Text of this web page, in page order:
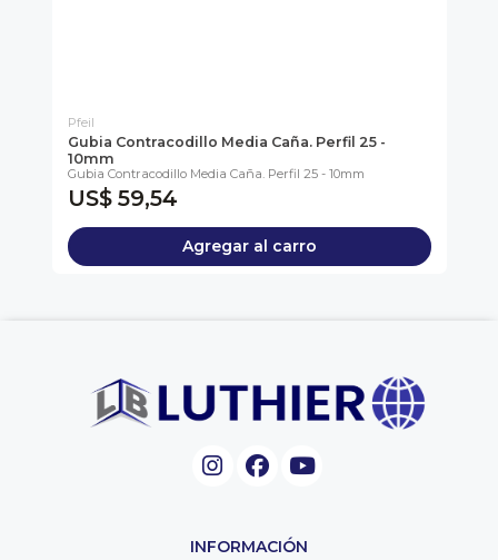
Pfeil
Gubia Contracodillo Media Caña. Perfil 25 -
10mm
Gubia Contracodillo Media Caña. Perfil 25 - 10mm
US$ 59,54
Agregar al carro
INFORMACIÓN